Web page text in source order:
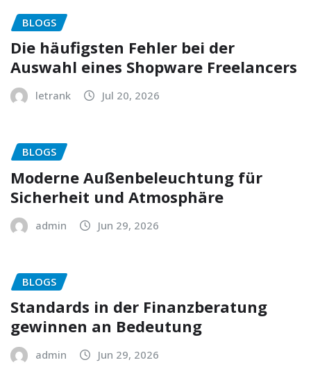
BLOGS
Die häufigsten Fehler bei der
Auswahl eines Shopware Freelancers
letrank Jul 20, 2026
BLOGS
Moderne Außenbeleuchtung für
Sicherheit und Atmosphäre
admin Jun 29, 2026
BLOGS
Standards in der Finanzberatung
gewinnen an Bedeutung
admin Jun 29, 2026